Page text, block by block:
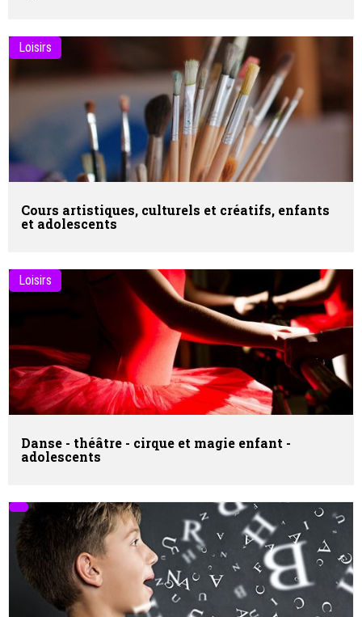
Loisirs
Cours artistiques, culturels et créatifs, enfants
et adolescents
Loisirs
Danse - théâtre - cirque et magie enfant -
adolescents